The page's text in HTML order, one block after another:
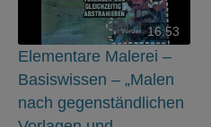
16:53
Elementare Malerei –
Basiswissen – „Malen
nach gegenständlichen